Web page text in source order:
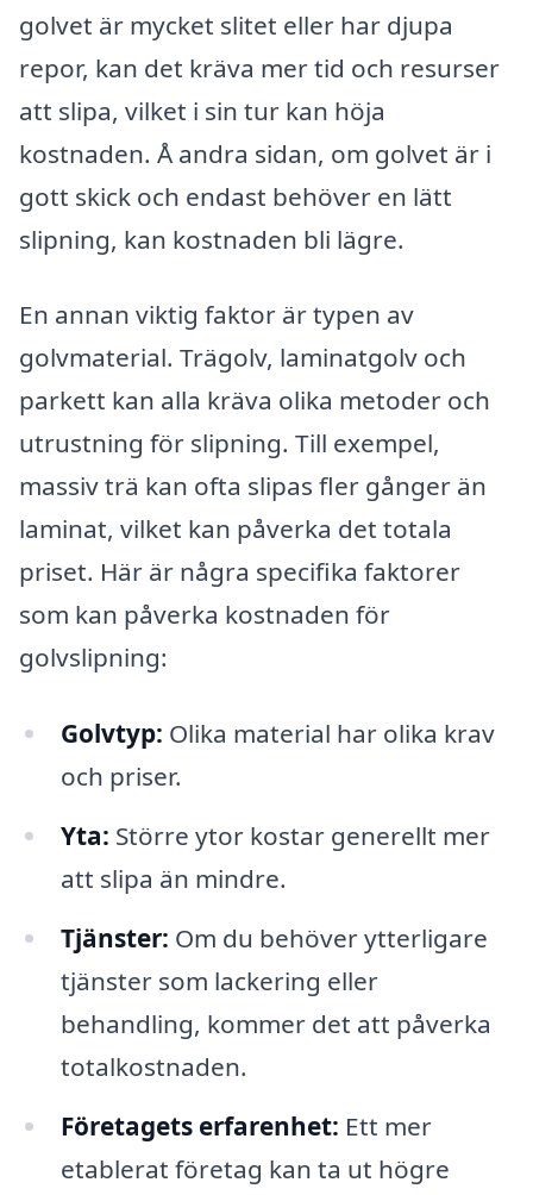
golvet är mycket slitet eller har djupa
repor, kan det kräva mer tid och resurser
att slipa, vilket i sin tur kan höja
kostnaden. Å andra sidan, om golvet är i
gott skick och endast behöver en lätt
slipning, kan kostnaden bli lägre.
En annan viktig faktor är typen av
golvmaterial. Trägolv, laminatgolv och
parkett kan alla kräva olika metoder och
utrustning för slipning. Till exempel,
massiv trä kan ofta slipas fler gånger än
laminat, vilket kan påverka det totala
priset. Här är några specifika faktorer
som kan påverka kostnaden för
golvslipning:
Golvtyp: Olika material har olika krav
och priser.
Yta: Större ytor kostar generellt mer
att slipa än mindre.
Tjänster: Om du behöver ytterligare
tjänster som lackering eller
behandling, kommer det att påverka
totalkostnaden.
Företagets erfarenhet: Ett mer
etablerat företag kan ta ut högre